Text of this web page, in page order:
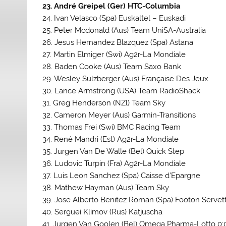
23. André Greipel (Ger) HTC-Columbia
24. Ivan Velasco (Spa) Euskaltel – Euskadi
25. Peter Mcdonald (Aus) Team UniSA-Australia
26. Jesus Hernandez Blazquez (Spa) Astana
27. Martin Elmiger (Swi) Ag2r-La Mondiale
28. Baden Cooke (Aus) Team Saxo Bank
29. Wesley Sulzberger (Aus) Française Des Jeux
30. Lance Armstrong (USA) Team RadioShack
31. Greg Henderson (NZl) Team Sky
32. Cameron Meyer (Aus) Garmin-Transitions
33. Thomas Frei (Swi) BMC Racing Team
34. René Mandri (Est) Ag2r-La Mondiale
35. Jurgen Van De Walle (Bel) Quick Step
36. Ludovic Turpin (Fra) Ag2r-La Mondiale
37. Luis Leon Sanchez (Spa) Caisse d’Epargne
38. Mathew Hayman (Aus) Team Sky
39. Jose Alberto Benitez Roman (Spa) Footon
40. Serguei Klimov (Rus) Katjuscha
41. Jurgen Van Goolen (Bel) Omega Pharma-Lotto